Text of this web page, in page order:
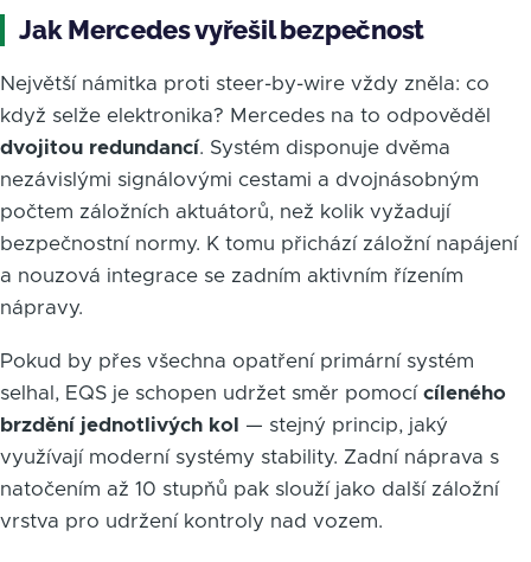
Jak Mercedes vyřešil bezpečnost
Největší námitka proti steer-by-wire vždy zněla: co
když selže elektronika? Mercedes na to odpověděl
dvojitou redundancí. Systém disponuje dvěma
nezávislými signálovými cestami a dvojnásobným
počtem záložních aktuátorů, než kolik vyžadují
bezpečnostní normy. K tomu přichází záložní napájení
a nouzová integrace se zadním aktivním řízením
nápravy.
Pokud by přes všechna opatření primární systém
selhal, EQS je schopen udržet směr pomocí cíleného
brzdění jednotlivých kol
— stejný princip, jaký
využívají moderní systémy stability. Zadní náprava s
natočením až 10 stupňů pak slouží jako další záložní
vrstva pro udržení kontroly nad vozem.